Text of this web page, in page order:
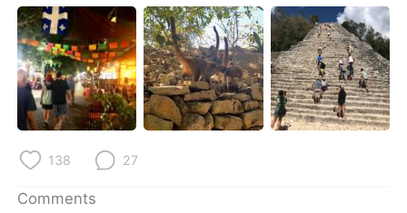
Русский ไทย
Indonesia Italiano
Türkçe Tiếng Việt
Português
138 27
Comments